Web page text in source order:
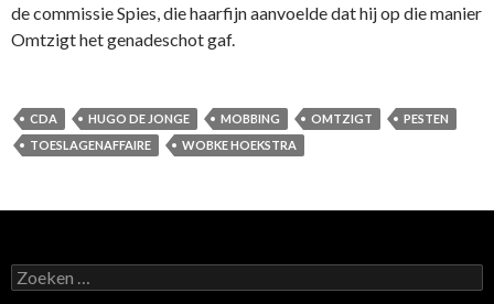
de commissie Spies, die haarfijn aanvoelde dat hij op die manier
Omtzigt het genadeschot gaf.
CDA HUGO DE JONGE MOBBING OMTZIGT
PESTEN
TOESLAGENAFFAIRE
WOBKE HOEKSTRA
Zoeken
naar: